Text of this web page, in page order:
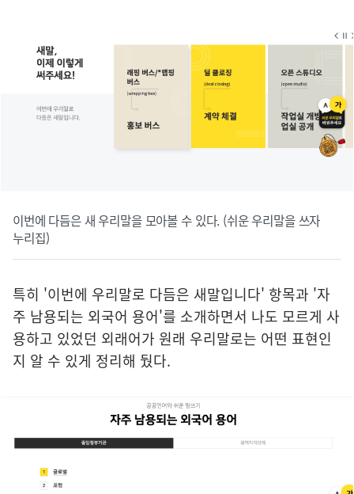
이번에 다듬은 새 우리말을 모아볼 수 있다. (쉬운 우리말을 쓰자
누리집)
특히 '이번에 우리말로 다듬은 새말입니다' 항목과 '자
주 남용되는 외국어 용어'를 소개하면서 나도 모르게 사
용하고 있었던 외래어가 원래 우리말로는 어떤 표현인
지 알 수 있게 정리해 뒀다.